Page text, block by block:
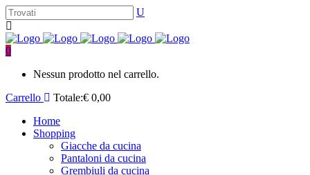
0
Nessun prodotto nel carrello.
Carrello
Totale:€ 0,00
Home
Shopping
Giacche da cucina
Pantaloni da cucina
Grembiuli da cucina